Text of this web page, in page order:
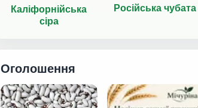
Каліфорнійська
сіра
Російська чубата
Оголошення